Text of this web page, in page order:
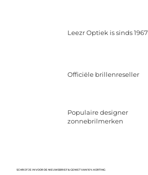
Leezr Optiek is sinds 1967
Officiële brillenreseller
Populaire designer
zonnebrilmerken
SCHRIJF JE IN VOOR DE NIEUWSBRIEF & GENIET VAN 10% KORTING